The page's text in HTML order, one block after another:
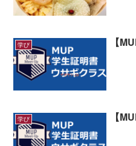
学び 【
学び 【